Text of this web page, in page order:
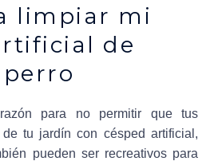
limpiar mi
de
para no permitir que tus
de tu jardín con césped artificial,
pueden ser recreativos para